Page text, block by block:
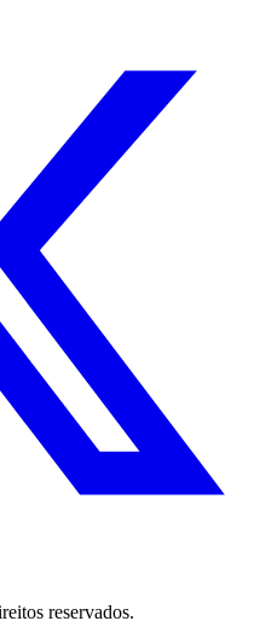
reservados.
TECNOLOGIA LTDA